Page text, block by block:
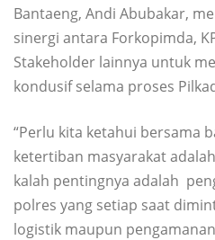
Bantaeng, Andi Abubakar,
sinergi antara Forkopimda,
Stakeholder lainnya untuk
kondusif selama proses
“Perlu kita ketahui bersama
ketertiban masyarakat
kalah pentingnya adalah
polres yang setiap saat
logistik maupun